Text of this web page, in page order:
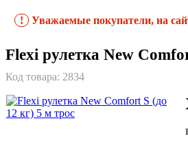
!
Уважаемые покупатели, на
Flexi рулетка New
Код товара: 2834